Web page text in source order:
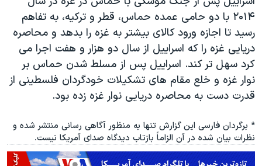
۲۰۱۴ با دو حامی عمده حماس، قطر و ترکیه، به تفاهم
رسید تا اجازه ورود کالای بیشتر به غزه را بدهد و محاصره
دریایی غزه را که اسراییل از سال دو هزار و هفت اجرا می
کرد سهل تر کند. اسراییل پس از مسلط شدن حماس بر
نوار غزه و خلع مقام های تشکیلات خودگردان فلسطینی از
قدرت دست به محاصره دریایی نوار غزه زده بود.
* برگردان فارسی این گزارش تنها به منظور آگاهی رسانی منتشر شده و
نظرات بیان شده در آن الزاماً بازتاب دیدگاه صدای آمریکا نیست.